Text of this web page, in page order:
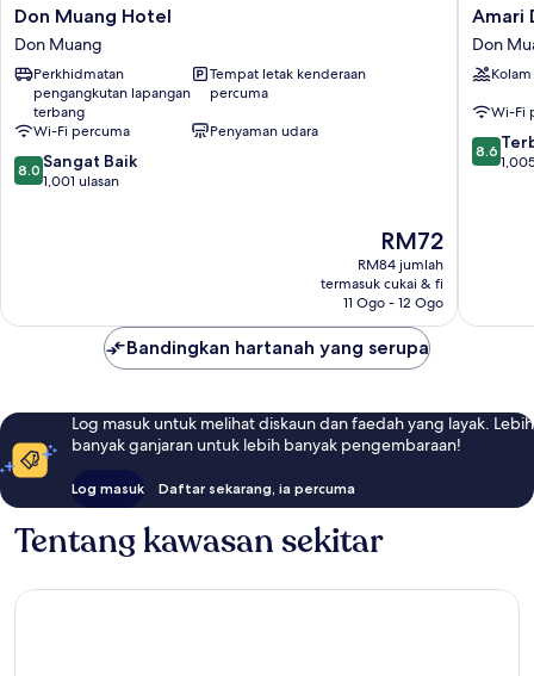
Don
Muang
Hotel
Don
Muang
Don Muang Hotel
Don Muang
Perkhidmatan
pengangkutan lapangan
terbang
Tempat letak kenderaan
percuma
Wi-Fi percuma
Penyaman udara
8.0
daripada
8.0 Sangat Baik
1,001 ulasan
Harga
ialah
RM72
RM72
RM84 jumlah
termasuk cukai & fi
11 Ogo - 12 Ogo
Amari
Don
Muang
Airport
Don
Muang
Amari
Don
Wi-Fi
8.6
8.6
Bandingkan hartanah yang serupa
Log masuk untuk melihat diskaun dan faedah yang layak. Lebih
banyak ganjaran untuk lebih banyak pengembaraan!
Log masuk Daftar sekarang, ia percuma
Tentang kawasan sekitar